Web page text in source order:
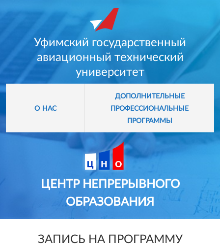
Уфимский государственный
авиационный технический
университет
о нас
дополнительные
профессиональные
программы
ЦЕНТР НЕПРЕРЫВНОГО
ОБРАЗОВАНИЯ
ЗАПИСЬ НА ПРОГРАММУ